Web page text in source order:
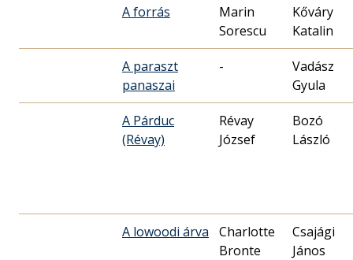
A forrás
Marin
Sorescu
Kőváry
Katalin
A paraszt
panaszai
-
Vadász
Gyula
A Párduc
(Révay)
Révay
József
Bozó
László
A lowoodi árva
Charlotte
Bronte
Csajági
János